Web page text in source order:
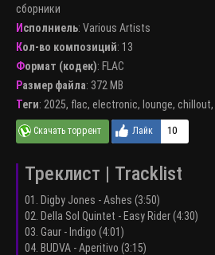
сборники
Исполниель: Various Artists
Кол-во композиций: 13
Формат (кодек): FLAC
Размер файла: 372 MB
Теги: 2025, flac, electronic, lounge, chillout,
10
Треклист | Tracklist
01. Digby Jones - Ashes (3:50)
02. Della Sol Quintet - Easy Rider (4:30)
03. Gaur - Indigo (4:01)
04. BUDVA - Aperitivo (3:15)